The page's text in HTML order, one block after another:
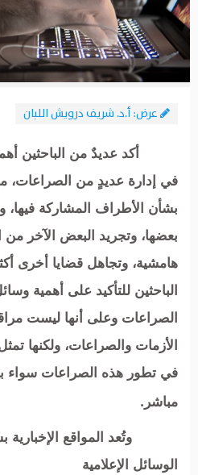
عرض: أ.د. شريف درويش اللبان
أكد عديدٌ من الباحثين
في إدارة عديدٍ من الصراعات،
بشأن الأطراف المشاركة
بعضها، وتجريد البعض الآخر من
هامشية، وتجاهل قضايا أخرى
الباحثين للتأكيد على أهمية
الصراعات وعلى أنها ليست
الأزمات والصراعات، ولكنها
في تطور هذه الصراعات سواء
مباشر.
وتُعد المواقع
الوسائل الإعلامية